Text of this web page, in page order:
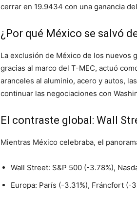
cerrar en 19.9434 con una ganancia del
¿Por qué México se salvó
La exclusión de México de los nuevos
gracias al marco del T-MEC, actuó
aranceles al aluminio, acero y autos,
continuar las negociaciones con
El contraste global: Wall
Mientras México celebraba, el
Wall Street: S&P 500 (-3.78%),
Europa: París (-3.31%), Fráncfort (-